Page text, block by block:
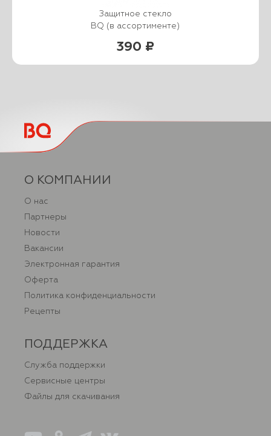
Защитное стекло
BQ (в ассортименте)
390 ₽
О КОМПАНИИ
О нас
Партнеры
Новости
Вакансии
Электронная гарантия
Оферта
Политика конфиденциальности
Рецепты
ПОДДЕРЖКА
Служба поддержки
Сервисные центры
Файлы для скачивания